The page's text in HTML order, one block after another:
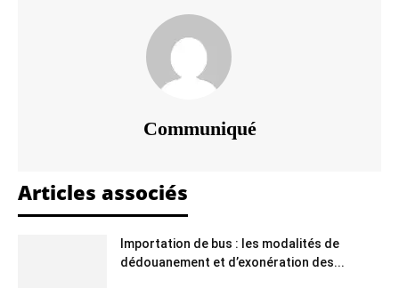
Communiqué
Articles associés
Importation de bus : les modalités de
dédouanement et d’exonération des...